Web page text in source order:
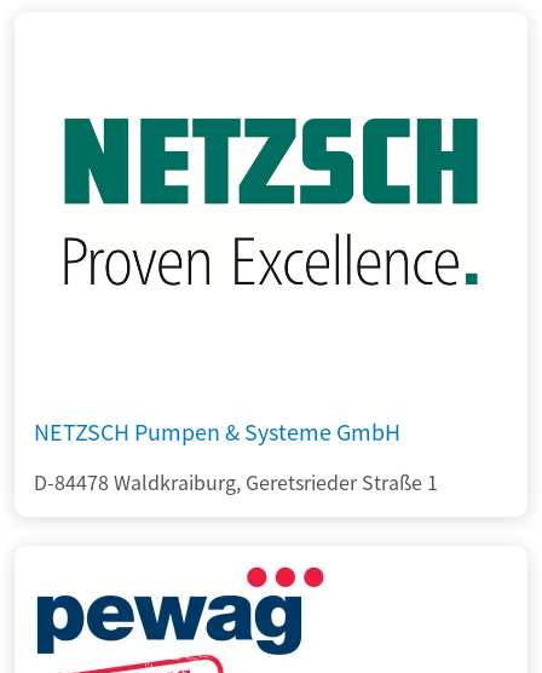
NETZSCH Pumpen & Systeme GmbH
D-84478 Waldkraiburg, Geretsrieder Straße 1